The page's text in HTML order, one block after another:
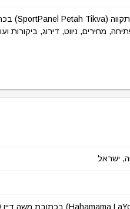
מחירים, ניווט, דירוג, ביקורות